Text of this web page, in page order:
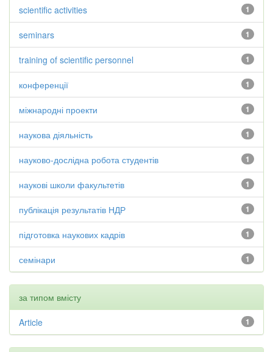
1
scientific activities
1
seminars
1
training of scientific personnel
1
конференції
1
міжнародні проекти
1
наукова діяльність
1
науково-дослідна робота студентів
1
наукові школи факультетів
1
публікація результатів НДР
1
підготовка наукових кадрів
1
семінари
за типом вмісту
1
Article